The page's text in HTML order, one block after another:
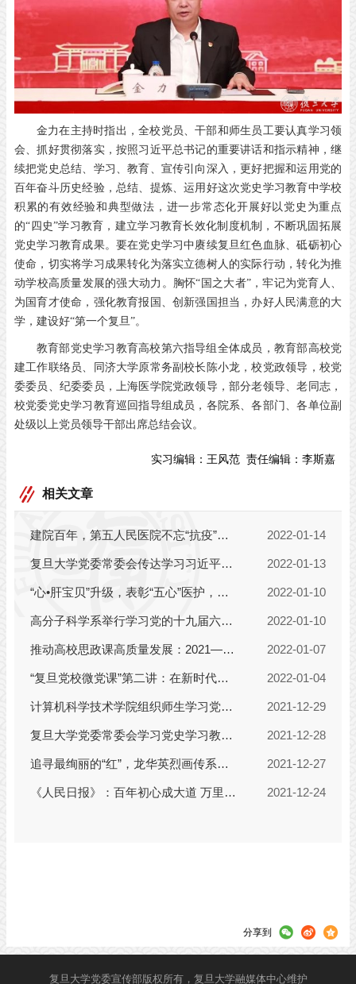
金力在主持时指出，全校党员、干部和师生员工要认真学习领
会、抓好贯彻落实，按照习近平总书记的重要讲话和指示精神，继
续把党史总结、学习、教育、宣传引向深入，更好把握和运用党的
百年奋斗历史经验，总结、提炼、运用好这次党史学习教育中学校
积累的有效经验和典型做法，进一步常态化开展好以党史为重点
的“四史”学习教育，建立学习教育长效化制度机制，不断巩固拓展
党史学习教育成果。要在党史学习中赓续复旦红色血脉、砥砺初心
使命，切实将学习成果转化为落实立德树人的实际行动，转化为推
动学校高质量发展的强大动力。胸怀“国之大者”，牢记为党育人、
为国育才使命，强化教育报国、创新强国担当，办好人民满意的大
学，建设好“第一个复旦”。
教育部党史学习教育高校第六指导组全体成员，教育部高校党
建工作联络员、同济大学原常务副校长陈小龙，校党政领导，校党
委委员、纪委委员，上海医学院党政领导，部分老领导、老同志，
校党委党史学习教育巡回指导组成员，各院系、各部门、各单位副
处级以上党员领导干部出席总结会议。
实习编辑： 王风范 责任编辑： 李斯嘉
相关文章
分享到
复旦大学党委宣传部版权所有，复旦大学融媒体中心维护